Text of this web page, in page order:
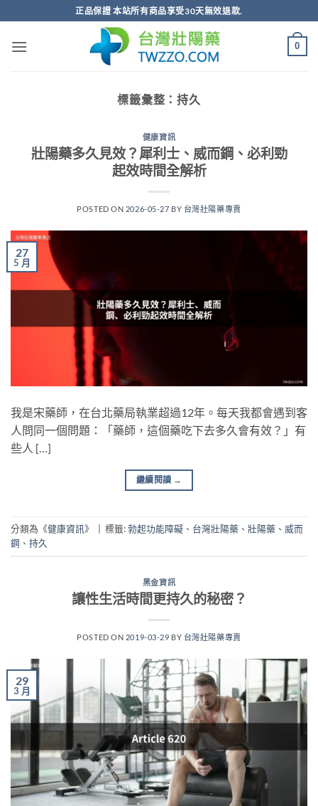
轉
正品保證 本站所有商品享受30天無效退款.
0
標籤彙整：持久
健康資訊
壯陽藥多久見效？犀利士、威而鋼、必利勁
起效時間全解析
POSTED ON 2026-05-27 BY 台灣壯陽藥專賣
27
5 月
我是宋藥師，在台北藥局執業超過12年。每天我都會遇到客
人問同一個問題：「藥師，這個藥吃下去多久會有效？」有
些人 […]
繼續閱讀 →
分類為《健康資訊》 標籤:勃起功能障礙 、 台灣壯陽藥 、 壯陽藥 、 威而
鋼 、 持久
黑金資訊
讓性生活時間更持久的秘密？
POSTED ON 2019-03-29 BY 台灣壯陽藥專賣
29
3 月